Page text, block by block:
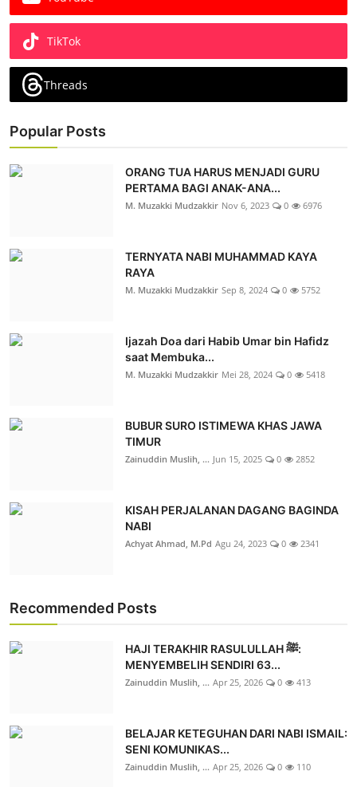
TikTok
Threads
Popular Posts
ORANG TUA HARUS MENJADI GURU
PERTAMA BAGI ANAK-ANA...
M. Muzakki Mudzakkir Nov 6, 2023 0 6976
TERNYATA NABI MUHAMMAD KAYA
RAYA
M. Muzakki Mudzakkir Sep 8, 2024 0 5752
Ijazah Doa dari Habib Umar bin Hafidz
saat Membuka...
M. Muzakki Mudzakkir Mei 28, 2024 0 5418
BUBUR SURO ISTIMEWA KHAS JAWA
TIMUR
Zainuddin Muslih, ... Jun 15, 2025 0 2852
KISAH PERJALANAN DAGANG BAGINDA
NABI
Achyat Ahmad, M.Pd Agu 24, 2023 0 2341
Recommended Posts
HAJI TERAKHIR RASULULLAH ﷺ:
MENYEMBELIH SENDIRI 63...
Zainuddin Muslih, ... Apr 25, 2026 0 413
BELAJAR KETEGUHAN DARI NABI ISMAIL:
SENI KOMUNIKAS...
Zainuddin Muslih, ... Apr 25, 2026 0 110